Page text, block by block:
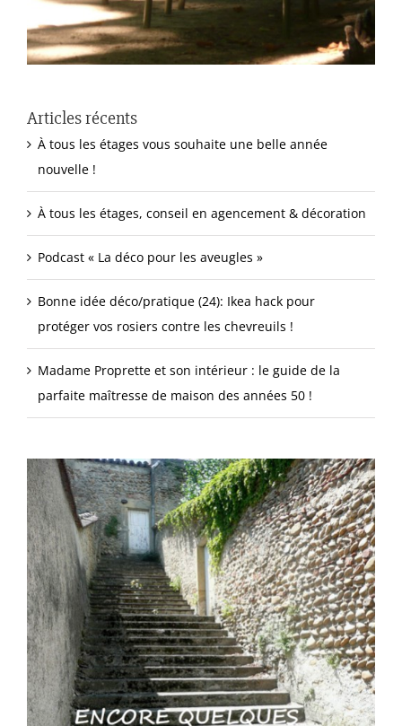
Articles récents
À tous les étages vous souhaite une belle année
nouvelle !
À tous les étages, conseil en agencement & décoration
Podcast « La déco pour les aveugles »
Bonne idée déco/pratique (24): Ikea hack pour
protéger vos rosiers contre les chevreuils !
Madame Proprette et son intérieur : le guide de la
parfaite maîtresse de maison des années 50 !